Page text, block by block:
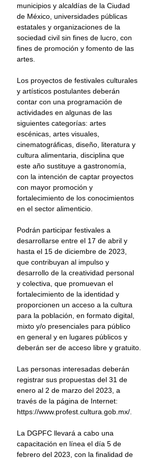
municipios y alcaldías de la Ciudad
de México, universidades públicas
estatales y organizaciones de la
sociedad civil sin fines de lucro, con
fines de promoción y fomento de las
artes.
Los proyectos de festivales culturales
y artísticos postulantes deberán
contar con una programación de
actividades en algunas de las
siguientes categorías: artes
escénicas, artes visuales,
cinematográficas, diseño, literatura y
cultura alimentaria, disciplina que
este año sustituye a gastronomía,
con la intención de captar proyectos
con mayor promoción y
fortalecimiento de los conocimientos
en el sector alimenticio.
Podrán participar festivales a
desarrollarse entre el 17 de abril y
hasta el 15 de diciembre de 2023,
que contribuyan al impulso y
desarrollo de la creatividad personal
y colectiva, que promuevan el
fortalecimiento de la identidad y
proporcionen un acceso a la cultura
para la población, en formato digital,
mixto y/o presenciales para público
en general y en lugares públicos y
deberán ser de acceso libre y gratuito.
Las personas interesadas deberán
registrar sus propuestas del 31 de
enero al 2 de marzo del 2023, a
través de la página de Internet:
https://www.profest.cultura.gob.mx/.
La DGPFC llevará a cabo una
capacitación en línea el día 5 de
febrero del 2023, con la finalidad de